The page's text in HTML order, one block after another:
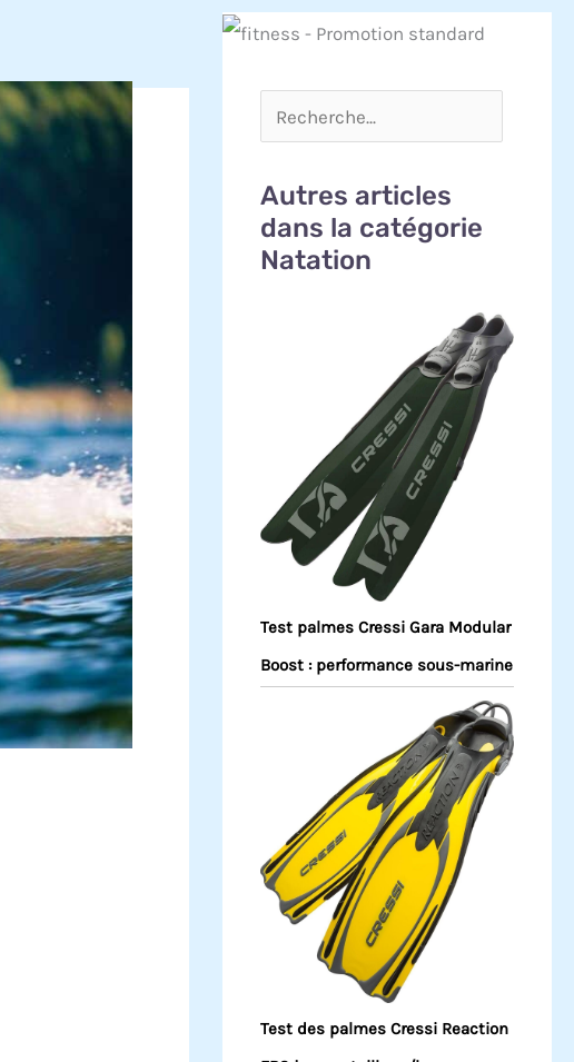
Autres articles
dans la catégorie
Natation
Test palmes Cressi Gara Modular
Boost : performance sous-marine
Test des palmes Cressi Reaction